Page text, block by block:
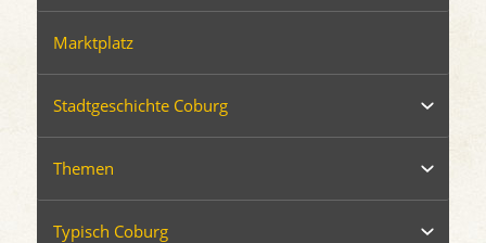
Marktplatz
Stadtgeschichte Coburg
Themen
Typisch Coburg